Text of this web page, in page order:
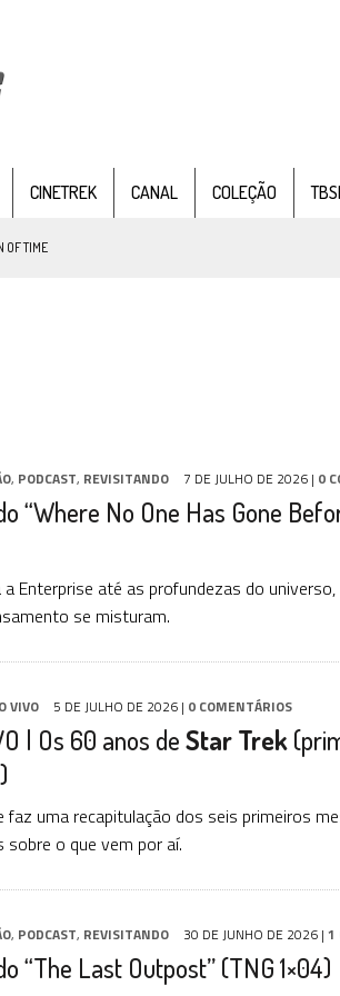
CINETREK CANAL COLEÇÃO
OF TIME
DE FÃS AXANAR HORAS APÓS ESTREIA
TREK
JÁ DISPONÍVEL EM PRÉ-VENDA!
, PODCAST, REVISITANDO 7 DE JULHO DE 2026 | 0
“Where No One Has Gone
a Enterprise até as profundezas do
se misturam.
VIVO 5 DE JULHO DE 2026 | 0 COMENTÁRIOS
| Os 60 anos deStar Trek
faz uma recapitulação dos seis primeiros
sobre o que vem por aí.
, PODCAST, REVISITANDO 30 DE JUNHO DE 2026 | 1
“The Last Outpost” (TNG 1×04)